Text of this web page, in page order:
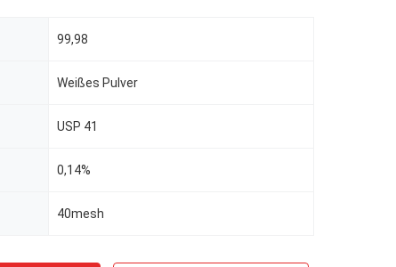
99,98
Weißes Pulver
USP 41
0,14%
40mesh